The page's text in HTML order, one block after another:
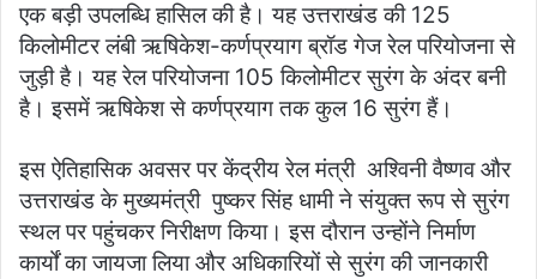
एक बड़ी उपलब्धि हासिल की है। यह उत्तराखंड की 125
किलोमीटर लंबी ऋषिकेश-कर्णप्रयाग ब्रॉड गेज रेल परियोजना से
जुड़ी है। यह रेल परियोजना 105 किलोमीटर सुरंग के अंदर बनी
है। इसमें ऋषिकेश से कर्णप्रयाग तक कुल 16 सुरंग हैं।
इस ऐतिहासिक अवसर पर केंद्रीय रेल मंत्री अश्विनी वैष्णव और
उत्तराखंड के मुख्यमंत्री पुष्कर सिंह धामी ने संयुक्त रूप से सुरंग
स्थल पर पहुंचकर निरीक्षण किया। इस दौरान उन्होंने निर्माण
कार्यों का जायजा लिया और अधिकारियों से सुरंग की जानकारी